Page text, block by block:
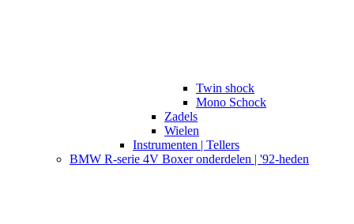
Twin shock
Mono Schock
Zadels
Wielen
Instrumenten | Tellers
BMW R-serie 4V Boxer onderdelen | '92-heden